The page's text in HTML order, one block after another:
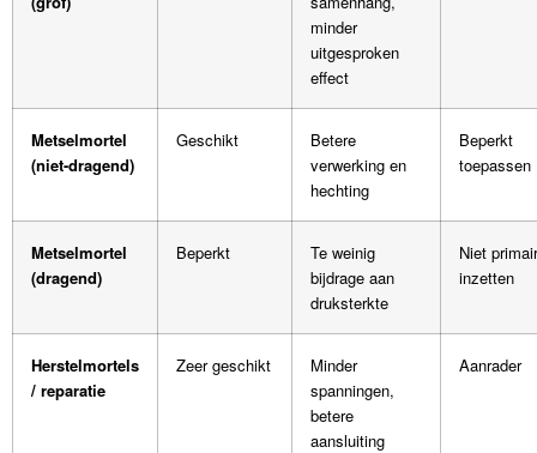
minder
uitgesproken
effect
Metselmortel
(niet-dragend)
Geschikt
Betere
verwerking en
hechting
Beperkt
toepassen
Metselmortel
(dragend)
Beperkt
Te weinig
bijdrage aan
druksterkte
Niet primair
inzetten
Herstelmortels
/ reparatie
Zeer geschikt
Minder
spanningen,
betere
aansluiting
Aanrader